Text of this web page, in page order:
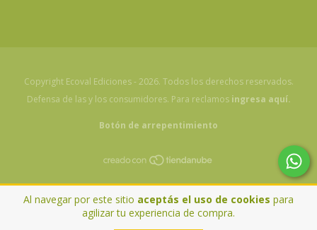
Al navegar por este sitio aceptás el uso de cookies para
agilizar tu experiencia de compra.
Copyright Ecoval Ediciones - 2026. Todos los derechos reservados.
Defensa de las y los consumidores. Para reclamos ingresa aquí.
Botón de arrepentimiento